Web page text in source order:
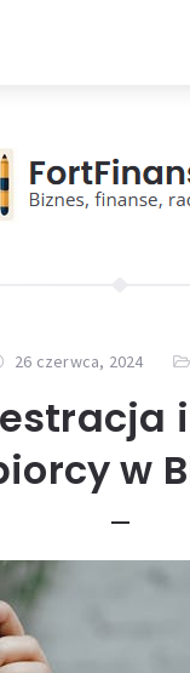
26 czerwca, 2024
w